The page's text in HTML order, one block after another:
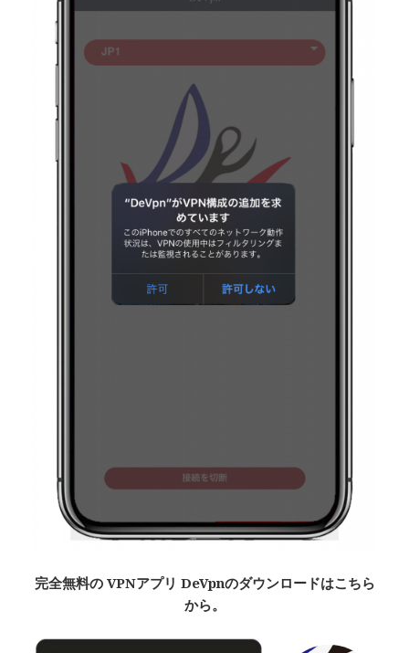
完全無料の VPNアプリ DeVpnのダウンロードはこちら
から。